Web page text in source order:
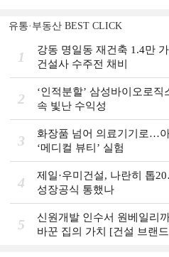
유통·부동산 BEST CLICK
1
강동 명일동 재건축 1.4만
건설사 수주전 채비
2
‘인적분할’ 삼성바이오로직
속 빛난 수익성
3
화장품 넘어 의료기기로…
‘메디컬 뷰티’ 실험
4
제일·우미건설, 나란히 톱
성장공식 통했나
5
신원개발 인수서 원베일리
바꾼 집의 가치 [건설 브랜